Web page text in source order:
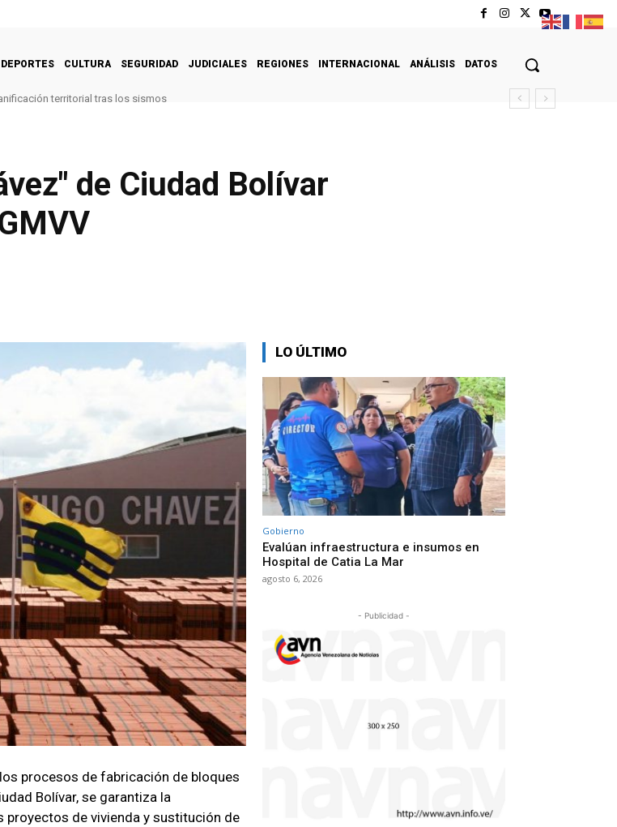
DEPORTES CULTURA SEGURIDAD JUDICIALES REGIONES INTERNACIONAL ANÁLISIS DATOS
territorial tras los sismos
de Ciudad Bolívar
procesos de fabricación de bloques
Bolívar, se garantiza la
de vivienda y sustitución de
LO ÚLTIMO
Gobierno
Evalúan infraestructura e insumos en
Hospital de Catia La Mar
agosto 6, 2026
- Publicidad -